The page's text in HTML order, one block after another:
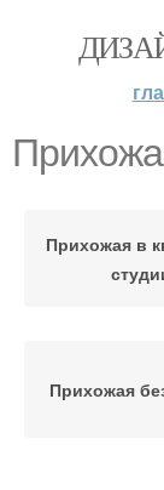
Прихожая в
Прихожая